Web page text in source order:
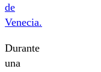
de
Venecia.
Durante
una